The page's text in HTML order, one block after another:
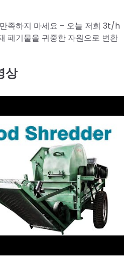
족하지 마세요 – 오늘 저희 3t/h
폐기물을 귀중한 자원으로 변환
상